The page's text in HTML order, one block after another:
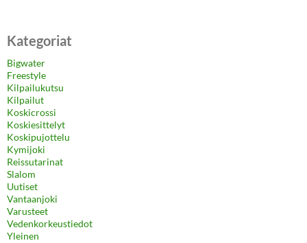
Kategoriat
Bigwater
Freestyle
Kilpailukutsu
Kilpailut
Koskicrossi
Koskiesittelyt
Koskipujottelu
Kymijoki
Reissutarinat
Slalom
Uutiset
Vantaanjoki
Varusteet
Vedenkorkeustiedot
Yleinen